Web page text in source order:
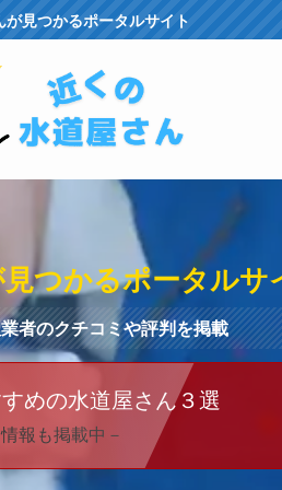
見つかるポータルサイト
つかるポータルサ
者のクチコミや評判を掲載
めの水道屋さん３選
報も掲載中－